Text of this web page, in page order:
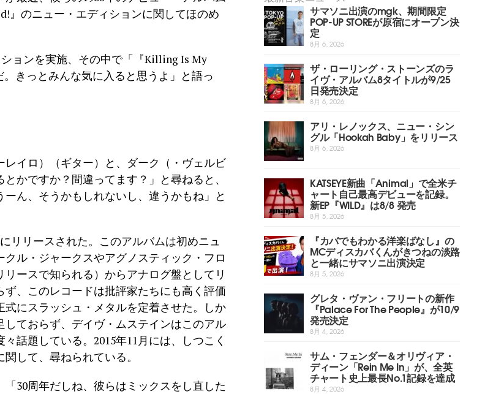
』のニュー・エディションに関してほのめ
ョンを実施、その中で「『Killing Is My
きっとみんな気に入ると思うよ」と語っ
イロ）（ギター）と、ダーク（・ヴェルビ
かですか？間違ってます？」と尋ねると、
ん、そうかもしれないし、違うかもね」と
リリースされた。このアルバムは初めニュ
ル・ジャークスやアグノスティック・フロ
ースで知られる）からアナログ盤としてリ
、このレコードは批評家たちにも高く評価
にスラッシュ・メタルを定着させた。しか
ておらず、デイヴ・ムステインはこのアル
話題している。2015年11月には、しつこく
して、尋ねられている。
30周年だしね、彼らはミックスをし直した
サマソニ出演のmgk、期間限定
POP-UP STOREが原宿にオープン決
定
8月 6, 2026
ザ・ローリング・ストーンズのラ
イヴ・アルバム8タイトルが9/25
日発売決定
8月 6, 2026
アリ・レノックス、ニュー・シン
グル「Hookah Baby」をリリース
8月 6, 2026
KATSEYE新曲「Animal」で全米チ
ャート自己最高デビューを記録。
新EP『WILD』は8/8 発売
8月 5, 2026
『カバでもわかる洋楽ばなし』の
MCディスカバくんがきつねの淡路
と一緒にサマソニ出演決定
8月 5, 2026
グレタ・ヴァン・フリートの新作
『Palace For The People』が10/9
発売決定
8月 4, 2026
サム・フェンダー＆オリヴィア・
ディーン「Rein Me In」が、全英
チャート史上最長No.1記録を達成
8月 4, 2026